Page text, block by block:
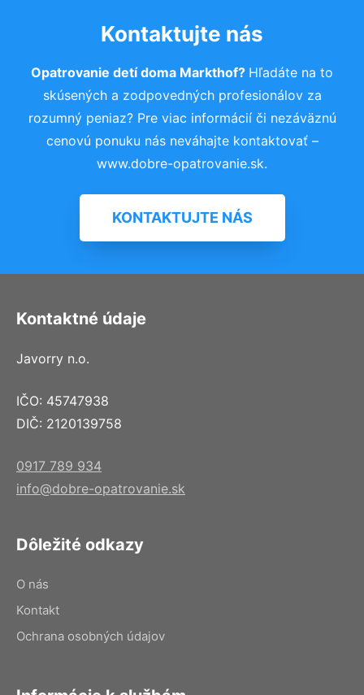
Kontaktujte nás
Opatrovanie detí doma Markthof? Hľadáte na to
skúsených a zodpovedných profesionálov za
rozumný peniaz? Pre viac informácií či nezáväznú
cenovú ponuku nás neváhajte kontaktovať –
www.dobre-opatrovanie.sk.
KONTAKTUJTE NÁS
Kontaktné údaje
Javorry n.o.
IČO: 45747938
DIČ: 2120139758
0917 789 934
info@dobre-opatrovanie.sk
Dôležité odkazy
O nás
Kontakt
Ochrana osobných údajov